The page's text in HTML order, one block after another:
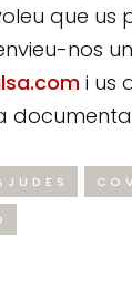
que us
nos
i us